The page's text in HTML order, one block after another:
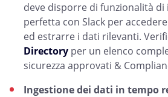
deve disporre di funzionalità di
perfetta con Slack per
ed estrarre i dati rilevanti.
Directory per un elenco
sicurezza approvati &
Ingestione dei dati in tempo